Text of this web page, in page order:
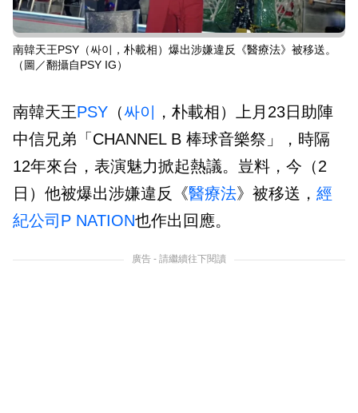
南韓天王PSY（싸이，朴載相）爆出涉嫌違反《醫療法》被移送。
（圖／翻攝自PSY IG）
南韓天王PSY （싸이
，朴載相）上月23日助陣
中信兄弟「CHANNEL B 棒球音樂祭」，時隔
12年來台，表演魅力掀起熱議。豈料，今（2
日）他被爆出涉嫌違反《醫療法》被移送， 經
紀公司 P NATION也作出回應。
廣告 - 請繼續往下閱讀